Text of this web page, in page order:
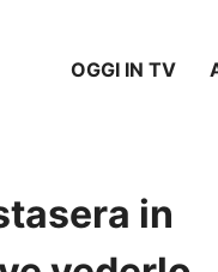
OGGI IN TV
in